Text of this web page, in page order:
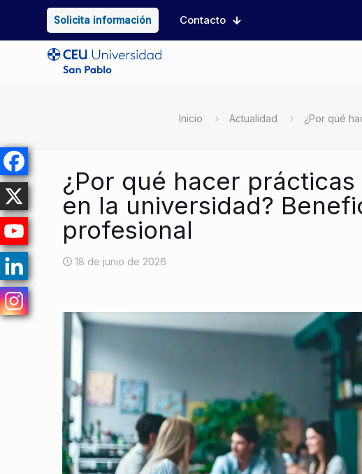
Solicita información Contacto
Inicio Actualidad ¿Por qué
¿Por qué hacer
en la universidad?
profesional
18 de junio de 2026